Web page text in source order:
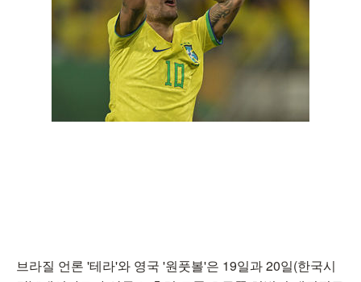
브라질 언론 '테라'와 영국 '원풋볼'은 19일과 20일(한국시